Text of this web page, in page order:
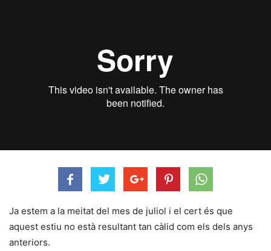
Ja estem a la meitat del mes de juliol i el cert és que
aquest estiu no està resultant tan càlid com els dels anys
anteriors.